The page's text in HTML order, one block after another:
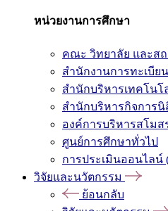
หน่วยงานการศึกษา
คณะ วิทยาลัย และส
สำนักงานการทะเบียน
สำนักบริหารเทคโนโ
สำนักบริหารกิจการนิ
องค์การบริหารสโมส
ศูนย์การศึกษาทั่วไป
การประเมินออนไลน์
วิจัยและนวัตกรรม
ย้อนกลับ